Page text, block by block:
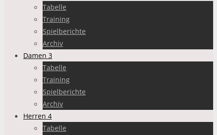
Tabelle
Training
Spielberichte
Archiv
Damen 3
Tabelle
Training
Spielberichte
Archiv
Herren 4
Tabelle